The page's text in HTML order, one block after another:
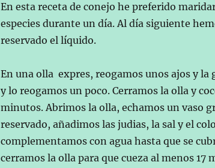
En esta receta de conejo he preferido
especies durante un día. Al día siguiente
reservado el líquido.
En una olla expres, reogamos unos ajos y
y lo reogamos un poco. Cerramos la olla y
minutos. Abrimos la olla, echamos un vaso
reservado, añadimos las judias, la sal y el
complementamos con agua hasta que se
cerramos la olla para que cueza al menos